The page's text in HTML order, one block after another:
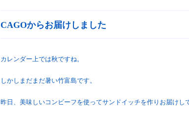
CAGOからお届けしました
カレンダー上では秋ですね。
しかしまだまだ暑い竹富島です。
昨日、美味しいコンビーフを使ってサンドイッチを作りお届けし